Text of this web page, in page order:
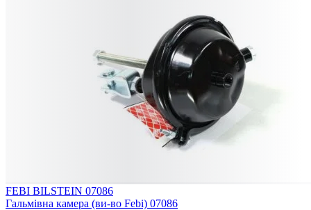
FEBI BILSTEIN 07086
Гальмівна камера (ви-во Febi) 07086